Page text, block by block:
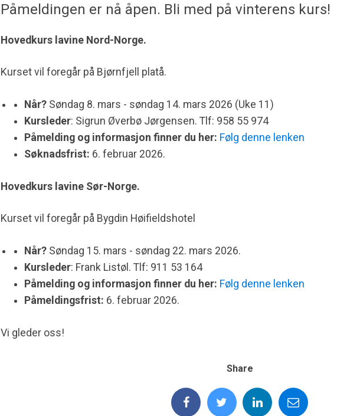
Påmeldingen er nå åpen. Bli med på vinterens kurs!
Hovedkurs lavine Nord-Norge.
Kurset vil foregår på Bjørnfjell platå.
Når? Søndag 8. mars - søndag 14. mars 2026 (Uke 11)
Kursleder: Sigrun Øverbø Jørgensen. Tlf: 958 55 974
Påmelding og informasjon finner du her: Følg denne lenken
Søknadsfrist: 6. februar 2026.
Hovedkurs lavine Sør-Norge.
Kurset vil foregår på Bygdin Høifieldshotel
Når? Søndag 15. mars - søndag 22. mars 2026.
Kursleder: Frank Listøl. Tlf: 911 53 164
Påmelding og informasjon finner du her: Følg denne lenken
Påmeldingsfrist: 6. februar 2026.
Vi gleder oss!
Share